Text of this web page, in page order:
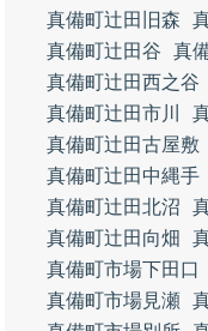
真備町辻田旧森
真備町辻田谷
真
真備町辻田西之谷
真備町辻田市川
真備町辻田古屋敷
真備町辻田中縄手
真備町辻田北沼
真備町辻田向畑
真備町市場下田口
真備町市場見瀬